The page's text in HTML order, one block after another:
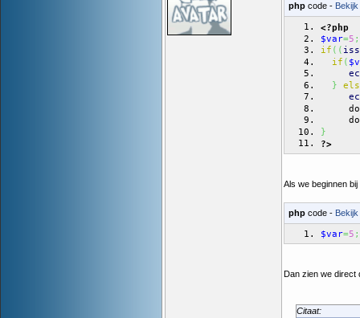
php code -
<?php
$var=5 ;
if ( (
if (
}
}
?>
Als we beginnen bij
php code -
$var=5 ;
Dan zien we direct
Citaat: